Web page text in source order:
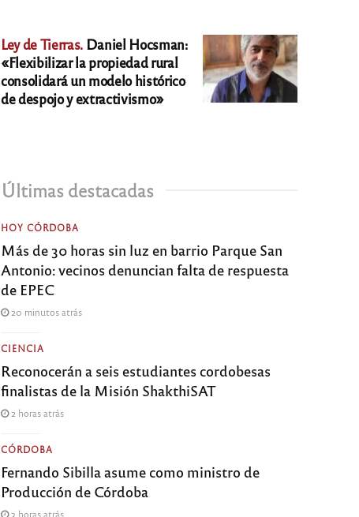
Ley de Tierras. Daniel Hocsman:
«Flexibilizar la propiedad rural
consolidará un modelo histórico
de despojo y extractivismo»
Últimas destacadas
HOY CÓRDOBA
Más de 30 horas sin luz en barrio Parque San
Antonio: vecinos denuncian falta de respuesta
de EPEC
20 minutos atrás
CIENCIA
Reconocerán a seis estudiantes cordobesas
finalistas de la Misión ShakthiSAT
2 horas atrás
CÓRDOBA
Fernando Sibilla asume como ministro de
Producción de Córdoba
3 horas atrás